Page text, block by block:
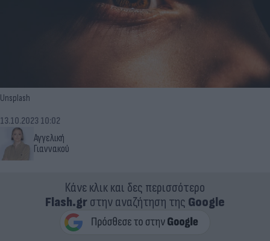
Unsplash
Αγγελική
Γιαννακού
13.10.2023 10:02
Κάνε κλικ και δες περισσότερο
Flash.grστην αναζήτηση της Google